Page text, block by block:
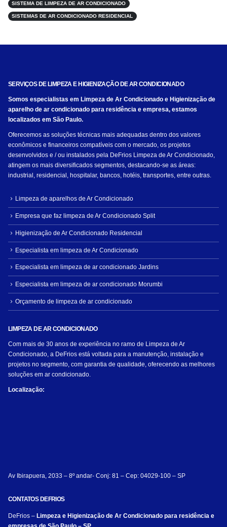
SISTEMA DE LIMPEZA DE AR CONDICIONADO
SISTEMAS DE AR CONDICIONADO RESIDENCIAL
SERVIÇOS DE LIMPEZA E HIGIENIZAÇÃO DE AR CONDICIONADO
Somos especialistas em Limpeza de Ar Condicionado e Higienização de
aparelho de ar condicionado para residência e empresa, estamos
localizados em São Paulo.
Oferecemos as soluções técnicas mais adequadas dentro dos valores
econômicos e financeiros compatíveis com o mercado, os projetos
desenvolvidos e / ou instalados pela DeFrios Limpeza de Ar Condicionado,
atingem os mais diversificados segmentos, destacando-se as áreas:
industrial, residencial, hospitalar, bancos, hotéis, transportes, entre outras.
Limpeza de aparelhos de Ar Condicionado
Empresa que faz limpeza de Ar Condicionado Split
Higienização de Ar Condicionado Residencial
Especialista em limpeza de Ar Condicionado
Especialista em limpeza de ar condicionado Jardins
Especialista em limpeza de ar condicionado Morumbi
Orçamento de limpeza de ar condicionado
LIMPEZA DE AR CONDICIONADO
Com mais de 30 anos de experiência no ramo de Limpeza de Ar
Condicionado, a DeFrios está voltada para a manutenção, instalação e
projetos no segmento, com garantia de qualidade, oferecendo as melhores
soluções em ar condicionado.
Localização:
Av Ibirapuera, 2033 – 8º andar- Conj: 81 – Cep: 04029-100 – SP
CONTATOS DEFRIOS
DeFrios – Limpeza e Higienização de Ar Condicionado para residência e
empresas de São Paulo – SP.